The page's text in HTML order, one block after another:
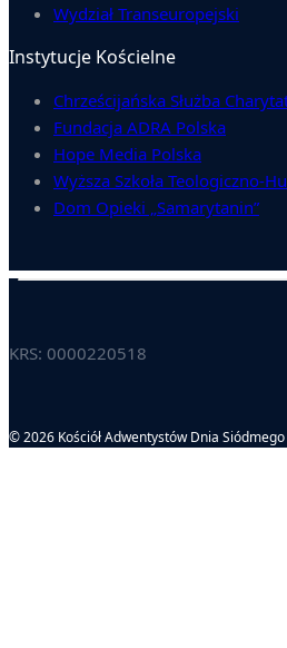
Wydział Transeuropejski
Instytucje Kościelne
Chrześcijańska Służba
Fundacja ADRA Polska
Hope Media Polska
Wyższa Szkoła Teologiczno-
Dom Opieki „Samarytanin”
KRS: 0000220518
© 2026 Kościół Adwentystów Dnia Siódmego